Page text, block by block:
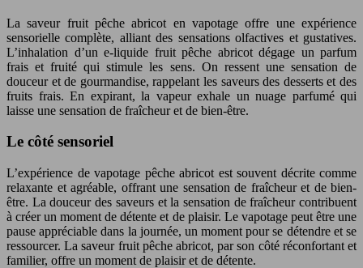
La saveur fruit pêche abricot en vapotage offre une expérience
sensorielle complète, alliant des sensations olfactives et gustatives.
L’inhalation d’un e-liquide fruit pêche abricot dégage un parfum
frais et fruité qui stimule les sens. On ressent une sensation de
douceur et de gourmandise, rappelant les saveurs des desserts et des
fruits frais. En expirant, la vapeur exhale un nuage parfumé qui
laisse une sensation de fraîcheur et de bien-être.
Le côté sensoriel
L’expérience de vapotage pêche abricot est souvent décrite comme
relaxante et agréable, offrant une sensation de fraîcheur et de bien-
être. La douceur des saveurs et la sensation de fraîcheur contribuent
à créer un moment de détente et de plaisir. Le vapotage peut être une
pause appréciable dans la journée, un moment pour se détendre et se
ressourcer. La saveur fruit pêche abricot, par son côté réconfortant et
familier, offre un moment de plaisir et de détente.